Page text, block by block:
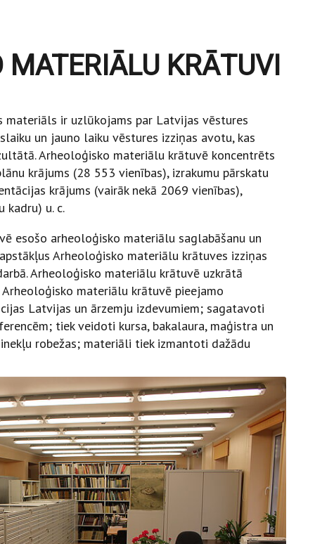
MATERIĀLU KRĀTUVI
ir uzlūkojams par Latvijas vēstures
un jauno laiku vēstures izziņas avotu, kas
Arheoloģisko materiālu krātuvē koncentrēts
krājums (28 553 vienības), izrakumu pārskatu
krājums (vairāk nekā 2069 vienības),
u. c.
esošo arheoloģisko materiālu saglabāšanu un
Arheoloģisko materiālu krātuves izziņas
Arheoloģisko materiālu krātuvē uzkrātā
materiālu krātuvē pieejamo
Latvijas un ārzemju izdevumiem; sagatavoti
tiek veidoti kursa, bakalaura, maģistra un
robežas; materiāli tiek izmantoti dažādu